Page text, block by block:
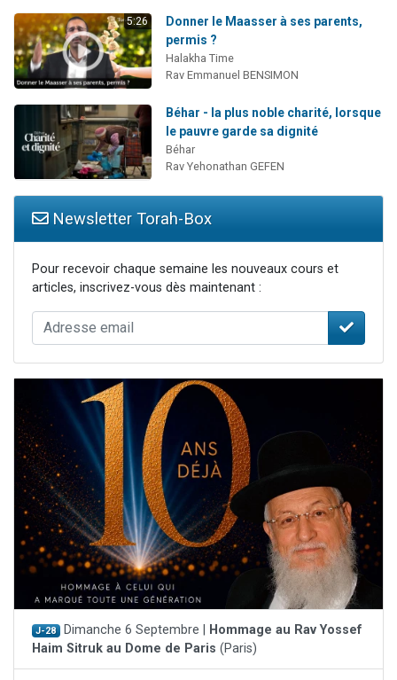
5:26
Donner le Maasser à ses parents,
permis ?
Halakha Time
Rav Emmanuel BENSIMON
Béhar - la plus noble charité, lorsque
le pauvre garde sa dignité
Béhar
Rav Yehonathan GEFEN
Newsletter Torah-Box
Pour recevoir chaque semaine les nouveaux cours et
articles, inscrivez-vous dès maintenant :
J-28 Dimanche 6 Septembre |
Hommage au Rav Yossef
Haim Sitruk au Dome de Paris (Paris)